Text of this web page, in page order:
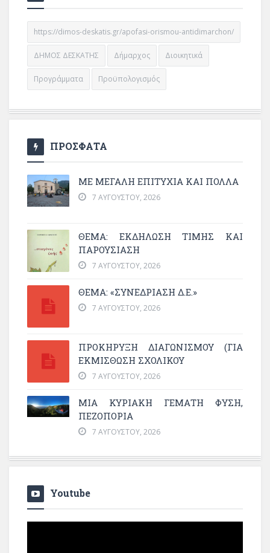
https://dimos-deskatis.gr/apofasi-orismou-antidimarchon/
ΔΗΜΟΣ ΔΕΣΚΑΤΗΣ Δήμαρχος Διοικητικά
Προγράμματα Προϋπολογισμός
ΠΡΟΣΦΑΤΑ
ΜΕ ΜΕΓΆΛΗ ΕΠΙΤΥΧΊΑ ΚΑΙ ΠΟΛΛΆ
7 ΑΥΓΟΎΣΤΟΥ, 2026
ΘΈΜΑ: ΕΚΔΉΛΩΣΗ ΤΙΜΉΣ ΚΑΙ
ΠΑΡΟΥΣΊΑΣΗ
7 ΑΥΓΟΎΣΤΟΥ, 2026
ΘΕΜΑ: «ΣΥΝΕΔΡΊΑΣΗ Δ.Ε.»
7 ΑΥΓΟΎΣΤΟΥ, 2026
ΠΡΟΚΗΡΥΞΗ ΔΙΑΓΩΝΙΣΜΟΥ (ΓΙΑ
ΕΚΜΊΣΘΩΣΗ ΣΧΟΛΙΚΟΎ
7 ΑΥΓΟΎΣΤΟΥ, 2026
ΜΙΑ ΚΥΡΙΑΚΉ ΓΕΜΆΤΗ ΦΎΣΗ,
ΠΕΖΟΠΟΡΊΑ
7 ΑΥΓΟΎΣΤΟΥ, 2026
Youtube